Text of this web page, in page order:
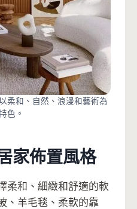
柔和、自然、浪漫和藝術為
色。
家佈置風格
柔和、細緻和舒適的軟
、羊毛毯、柔軟的靠